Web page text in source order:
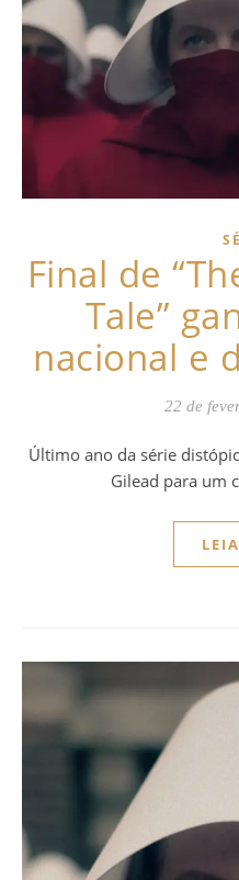
Final de
Tale”
nacional e
22 de
Último ano da série distópica estreia em abril com volta a
Gilead para um